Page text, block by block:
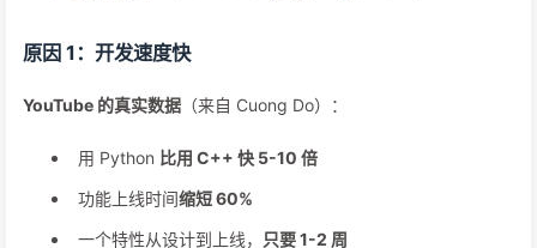
原因 1：开发速度快
YouTube 的真实数据 （来自 Cuong Do）：
用 Python 比用 C++ 快 5-10 倍
功能上线时间缩短 60%
一个特性从设计到上线，
只要 1-2 周